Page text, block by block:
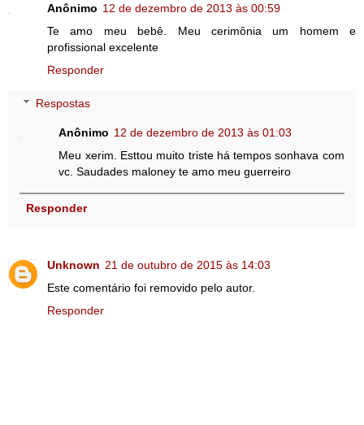
Anônimo 12 de dezembro de 2013 às 00:59
Te amo meu bebê. Meu cerimônia um homem e
profissional excelente
Responder
Respostas
Anônimo 12 de dezembro de 2013 às 01:03
Meu xerim. Esttou muito triste há tempos sonhava com
vc. Saudades maloney te amo meu guerreiro
Responder
Unknown 21 de outubro de 2015 às 14:03
Este comentário foi removido pelo autor.
Responder